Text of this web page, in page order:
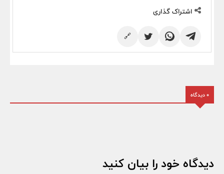
اشتراک گذاری
🔗
0 دیدگاه
دیدگاه خود را بیان کنید